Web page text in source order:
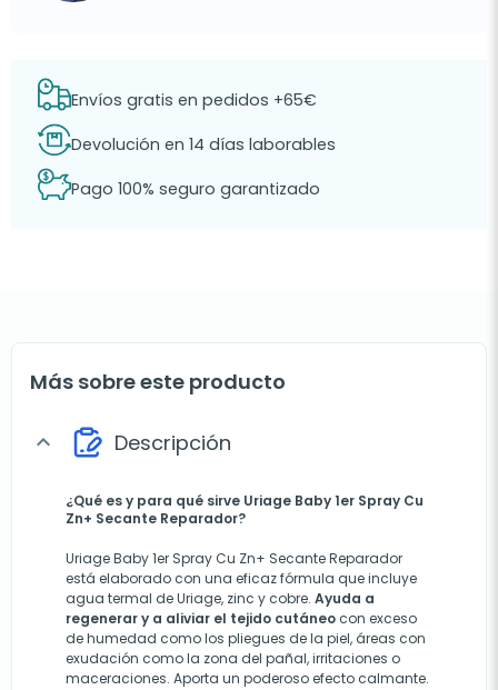
Envíos gratis en pedidos +65€
Devolución en 14 días laborables
Pago 100% seguro garantizado
Más sobre este producto
expand_more Descripción
¿Qué es y para qué sirve Uriage Baby 1er Spray Cu
Zn+ Secante Reparador?
Uriage Baby 1er Spray Cu Zn+ Secante Reparador
está elaborado con una eficaz fórmula que incluye
agua termal de Uriage, zinc y cobre. Ayuda a
regenerar y a aliviar el tejido cutáneo con exceso
de humedad como los pliegues de la piel, áreas con
exudación como la zona del pañal, irritaciones o
maceraciones. Aporta un poderoso efecto calmante.